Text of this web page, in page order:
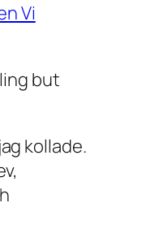
Vi
but
kollade.